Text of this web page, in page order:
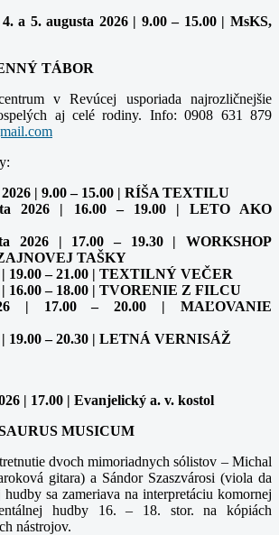
a 5. augusta 2026 | 9.00 – 15.00 | MsKS,
TÁBOR
v Revúcej usporiada najrozličnejšie
aj celé rodiny. Info: 0908 631 879
2026 | 9.00 – 15.00 | RÍŠA TEXTILU
2026 | 16.00 – 19.00 | LETO AKO
2026 | 17.00 – 19.30 | WORKSHOP
TAŠKY
| 19.00 – 21.00 | TEXTILNÝ VEČER
| 16.00 – 18.00 | TVORENIE Z FILCU
| 17.00 – 20.00 | MAĽOVANIE
| 19.00 – 20.30 | LETNÁ VERNISÁŽ
| 17.00 | Evanjelický a. v. kostol
MUSICUM
dvoch mimoriadnych sólistov – Michal
gitara) a Sándor Szaszvárosi (viola da
hudby sa zameriava na interpretáciu komornej
hudby 16. – 18. stor. na kópiách
nástrojov.